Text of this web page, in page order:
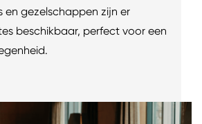
en gezelschappen zijn er
beschikbaar, perfect voor een